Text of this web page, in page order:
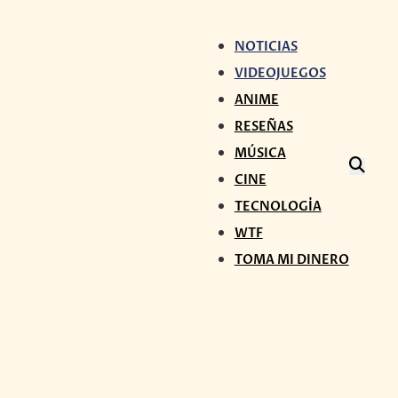
NOTICIAS
VIDEOJUEGOS
ANIME
RESEÑAS
MÚSICA
CINE
TECNOLOGÍA
WTF
TOMA MI DINERO